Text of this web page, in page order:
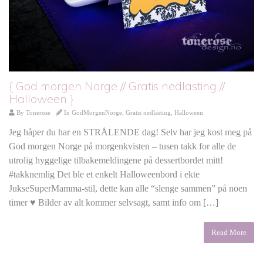
{ God morgen Norge // Gratis nedlasting //
Halloween }
By Tonerose In GodMorgenNorge Gratis nedlasting Halloween
Jeg håper du har en STRÅLENDE dag! Selv har jeg kost meg på
God morgen Norge på morgenkvisten – tusen takk for alle de
utrolig hyggelige tilbakemeldingene på dessertbordet mitt!
#takknemlig Det ble et enkelt Halloweenbord i ekte
JukseSuperMamma-stil, dette kan alle “slenge sammen” på noen
timer ♥ Bilder av alt kommer selvsagt, samt info om […]
Read More